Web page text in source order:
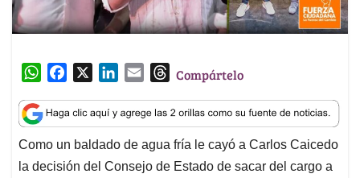
W
a
t
s
A
c
e
b
o
n
k
e
d
a
i
l
T
r
e
a
d
Compártelo
Como un baldado de agua fría le cayó a Carlos Caicedo
la decisión del Consejo de Estado de sacar del cargo a